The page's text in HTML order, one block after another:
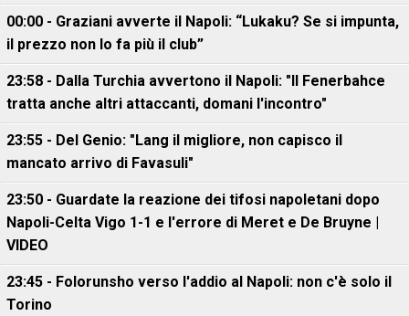
00:00 - Graziani avverte il Napoli: “Lukaku? Se si impunta,
il prezzo non lo fa più il club”
23:58 - Dalla Turchia avvertono il Napoli: "Il Fenerbahce
tratta anche altri attaccanti, domani l'incontro"
23:55 - Del Genio: "Lang il migliore, non capisco il
mancato arrivo di Favasuli"
23:50 - Guardate la reazione dei tifosi napoletani dopo
Napoli-Celta Vigo 1-1 e l'errore di Meret e De Bruyne |
VIDEO
23:45 - Folorunsho verso l'addio al Napoli: non c'è solo il
Torino